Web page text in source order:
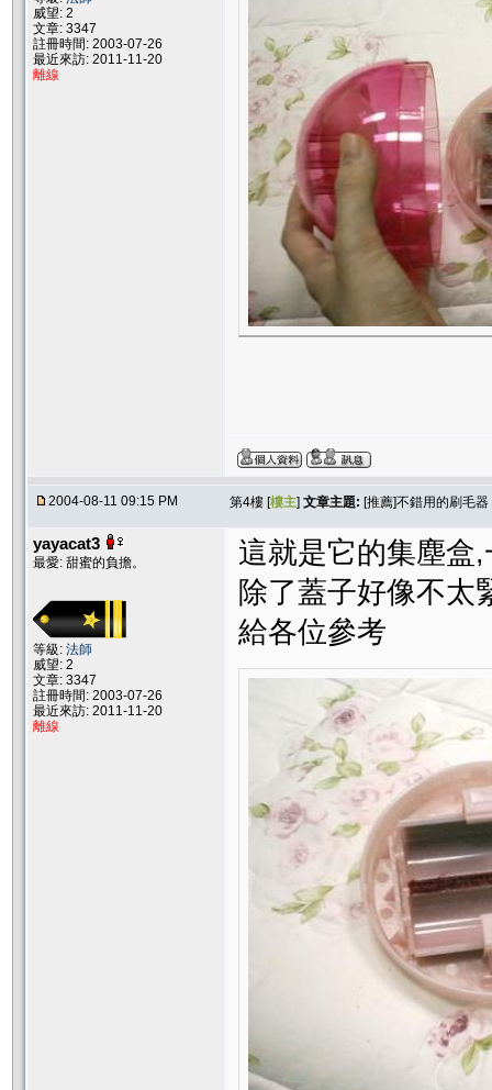
威望: 2
文章: 3347
註冊時間: 2003-07-26
最近來訪: 2011-11-20
離線
2004-08-11 09:15 PM 第4樓 [樓主] 文章主題: [推薦]不錯用的刷毛器
yayacat3
最愛: 甜蜜的負擔。
等級: 法師
威望: 2
文章: 3347
註冊時間: 2003-07-26
最近來訪: 2011-11-20
離線
這就是它的集塵盒
除了蓋子好像不太
給各位參考